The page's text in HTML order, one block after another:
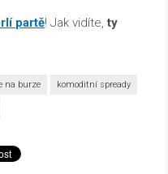
partě! Jak vidíte, ty
na burze komoditní spready